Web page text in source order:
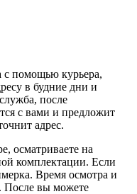
с помощью курьера,
в будние дни и
после
с вами и предложит
адрес.
осматриваете на
комплектации. Если
Время осмотра и
После вы можете